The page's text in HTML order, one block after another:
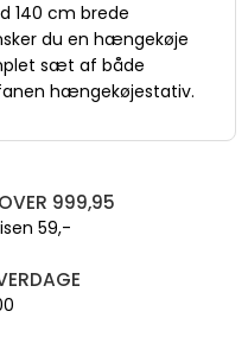
140 cm brede
du en hængekøje
sæt af både
hængekøjestativ.
999,95
59,-